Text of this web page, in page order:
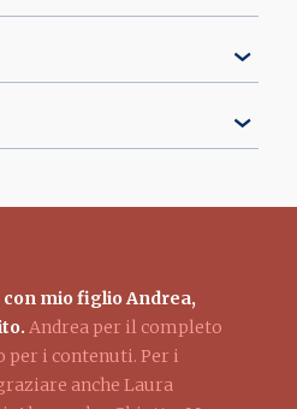
con mio figlio Andrea,
Andrea per il completo
per i contenuti. Per i
anche Laura